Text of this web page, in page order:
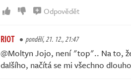
Odpovědět
RIOT pondělí, 21. 12., 21:47
@Moltyn Jojo, není "top".. Na to,
dalšího, načítá se mi všechno